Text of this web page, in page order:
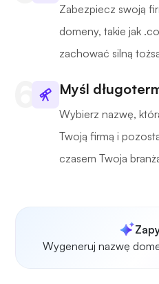
Zabezpiecz swoją
domeny, takie jak
zachować silną
Myśl
Wybierz nazwę,
Twoją firmą i
czasem Twoja
Wygeneruj nazwę